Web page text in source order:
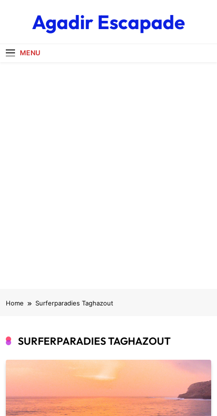
Agadir Escapade
MENU
Home Surferparadies Taghazout
SURFERPARADIES TAGHAZOUT